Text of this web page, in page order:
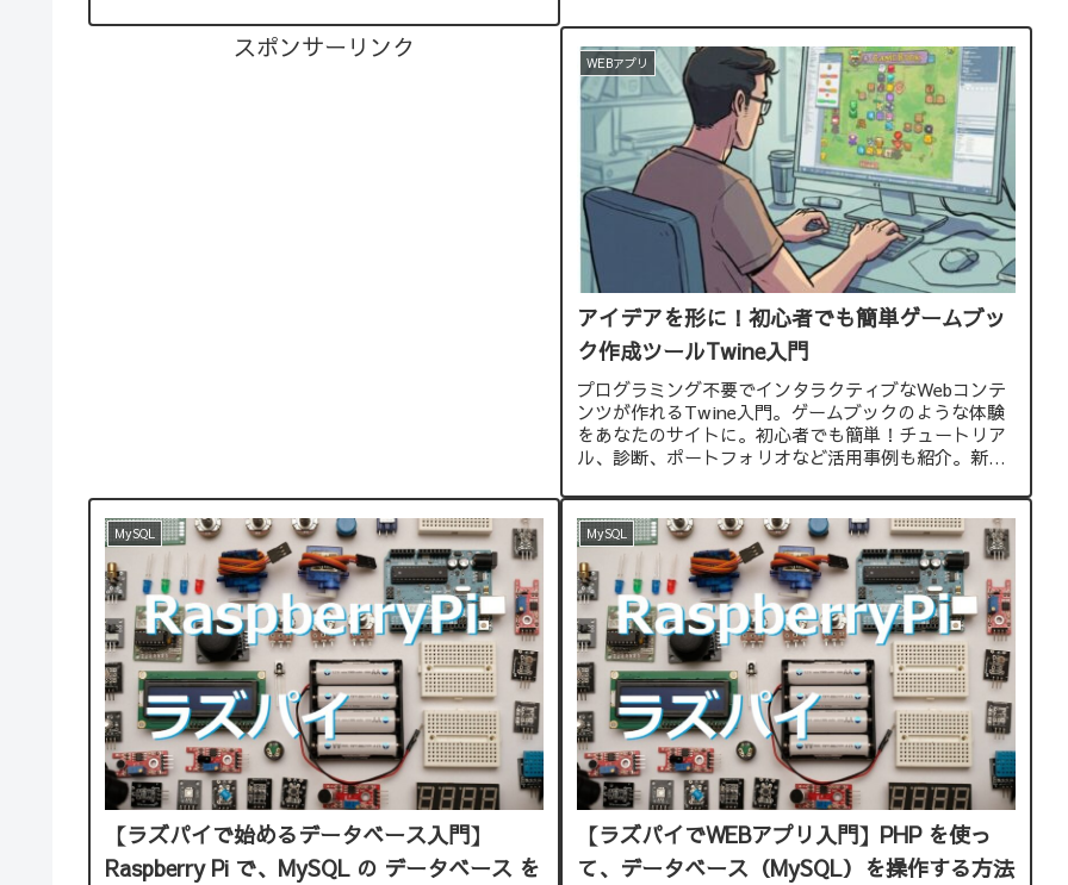
スポンサーリンク
WEBアプリ
アイデアを形に！初心者でも簡単ゲームブッ
ク作成ツールTwine入門
プログラミング不要でインタラクティブなWebコンテ
ンツが作れるTwine入門。ゲームブックのような体験
をあなたのサイトに。初心者でも簡単！チュートリア
ル、診断、ポートフォリオなど活用事例も紹介。新し
MySQL
【ラズパイで始めるデータベース入門】
Raspberry Pi で、MySQL の データベース を
MySQL
【ラズパイでWEBアプリ入門】PHP を使っ
て、データベース（MySQL）を操作する方法